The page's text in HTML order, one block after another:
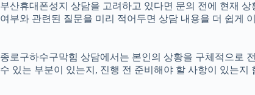
부산휴대폰성지 상담을 고려하고 있다면 문의 전에 현재
여부와 관련된 질문을 미리 적어두면 상담 내용을 더 쉽게
종로구하수구막힘 상담에서는 본인의 상황을 구체적으로
수 있는 부분이 있는지, 진행 전 준비해야 할 사항이 있는